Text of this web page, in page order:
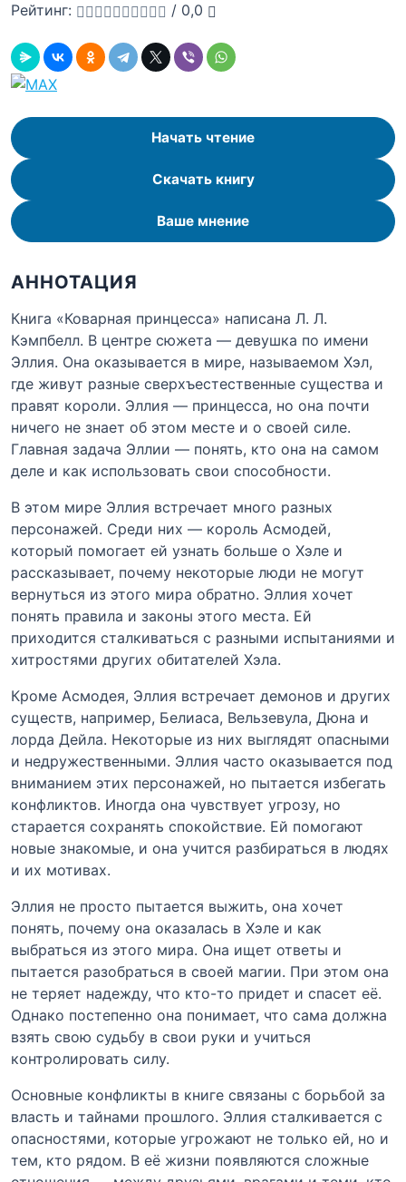
Рейтинг:
/ 0,0
Начать чтение
Скачать книгу
Ваше мнение
АННОТАЦИЯ
Книга «Коварная принцесса» написана Л. Л.
Кэмпбелл. В центре сюжета — девушка по имени
Эллия. Она оказывается в мире, называемом Хэл,
где живут разные сверхъестественные существа и
правят короли. Эллия — принцесса, но она почти
ничего не знает об этом месте и о своей силе.
Главная задача Эллии — понять, кто она на самом
деле и как использовать свои способности.
В этом мире Эллия встречает много разных
персонажей. Среди них — король Асмодей,
который помогает ей узнать больше о Хэле и
рассказывает, почему некоторые люди не могут
вернуться из этого мира обратно. Эллия хочет
понять правила и законы этого места. Ей
приходится сталкиваться с разными испытаниями и
хитростями других обитателей Хэла.
Кроме Асмодея, Эллия встречает демонов и других
существ, например, Белиаса, Вельзевула, Дюна и
лорда Дейла. Некоторые из них выглядят опасными
и недружественными. Эллия часто оказывается под
вниманием этих персонажей, но пытается избегать
конфликтов. Иногда она чувствует угрозу, но
старается сохранять спокойствие. Ей помогают
новые знакомые, и она учится разбираться в людях
и их мотивах.
Эллия не просто пытается выжить, она хочет
понять, почему она оказалась в Хэле и как
выбраться из этого мира. Она ищет ответы и
пытается разобраться в своей магии. При этом она
не теряет надежду, что кто-то придет и спасет её.
Однако постепенно она понимает, что сама должна
взять свою судьбу в свои руки и учиться
контролировать силу.
Основные конфликты в книге связаны с борьбой за
власть и тайнами прошлого. Эллия сталкивается с
опасностями, которые угрожают не только ей, но и
тем, кто рядом. В её жизни появляются сложные